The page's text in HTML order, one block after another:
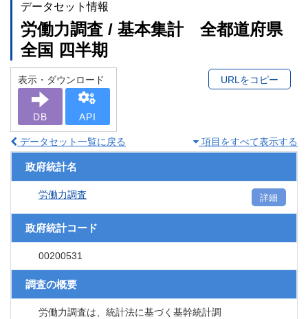
データセット情報
労働力調査 / 基本集計 全都道府県
全国 四半期
表示・ダウンロード
DB API
URLをコピー
データセット一覧に戻る 項目をすべて表示する
政府統計名
労働力調査 詳細
政府統計コード
00200531
調査の概要
労働力調査は、統計法に基づく基幹統計調